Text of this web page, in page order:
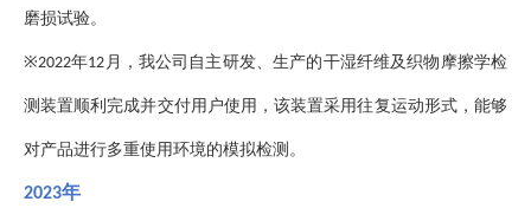
磨损试验。
※2022年12 月，我公司自主研发、生产的干湿纤维及织物摩擦学检
测装置顺利完成并交付用户使用，该装置采用往复运动形式，能够
对产品进行多重使用环境的模拟检测。
2023年